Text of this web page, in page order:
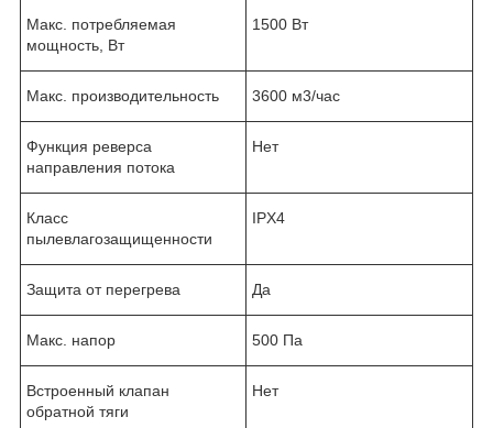
Макс. потребляемая
мощность, Вт
1500 Вт
Макс. производительность 3600 м3/час
Функция реверса
направления потока
Нет
Класс
пылевлагозащищенности
IPX4
Защита от перегрева Да
Макс. напор 500 Па
Встроенный клапан
обратной тяги
Нет